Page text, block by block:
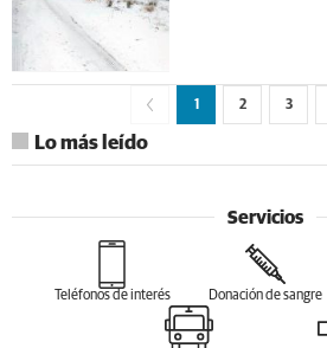
1 2 3
Lo más leído
Servicios
Teléfonos de interés Donación de sangre